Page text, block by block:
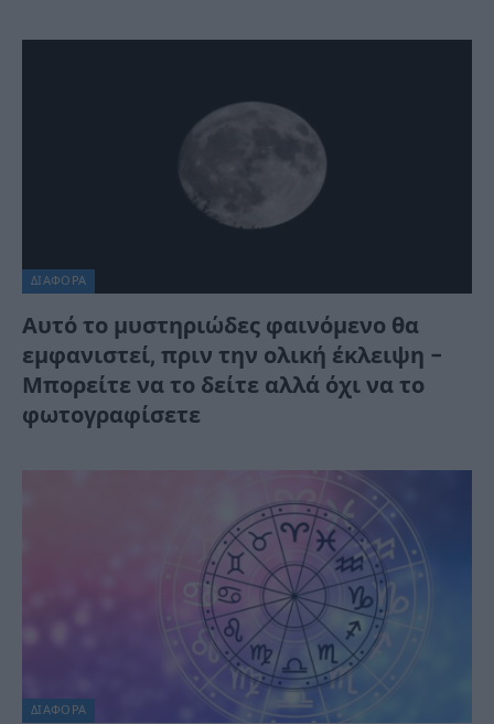
ΔΙΆΦΟΡΑ
Αυτό το μυστηριώδες φαινόμενο θα
εμφανιστεί, πριν την ολική έκλειψη –
Μπορείτε να το δείτε αλλά όχι να το
φωτογραφίσετε
ΔΙΆΦΟΡΑ